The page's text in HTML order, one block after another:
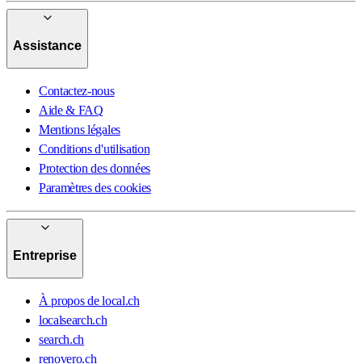
Assistance
Contactez-nous
Aide & FAQ
Mentions légales
Conditions d'utilisation
Protection des données
Paramètres des cookies
Entreprise
À propos de local.ch
localsearch.ch
search.ch
renovero.ch